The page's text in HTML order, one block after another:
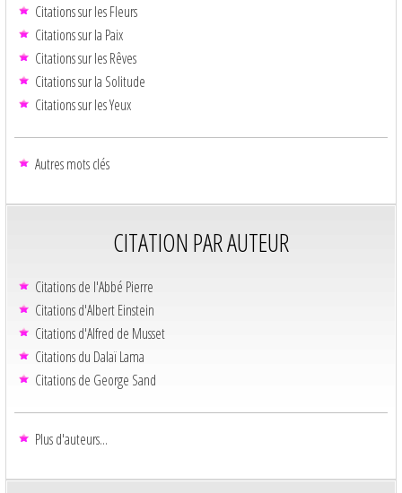
Citations sur les Fleurs
Citations sur la Paix
Citations sur les Rêves
Citations sur la Solitude
Citations sur les Yeux
Autres mots clés
CITATION PAR AUTEUR
Citations de l'Abbé Pierre
Citations d'Albert Einstein
Citations d'Alfred de Musset
Citations du Dalaï Lama
Citations de George Sand
Plus d'auteurs...